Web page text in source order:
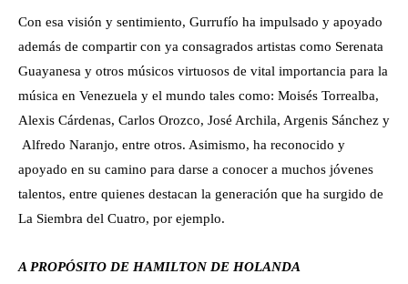
Con esa visión y sentimiento, Gurrufío ha impulsado y apoyado
además de compartir con ya consagrados artistas como Serenata
Guayanesa y otros músicos virtuosos de vital importancia para la
música en Venezuela y el mundo tales como: Moisés Torrealba,
Alexis Cárdenas, Carlos Orozco, José Archila, Argenis Sánchez y
Alfredo Naranjo, entre otros. Asimismo, ha reconocido y
apoyado en su camino para darse a conocer a muchos jóvenes
talentos, entre quienes destacan la generación que ha surgido de
La Siembra del Cuatro, por ejemplo.
A PROPÓSITO DE HAMILTON DE HOLANDA